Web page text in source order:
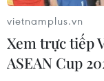
Chuyên gia
nạn nhân lớn
vụ giàn khoan
vietnamplus.vn
Xem trực tiếp
ASEAN Cup